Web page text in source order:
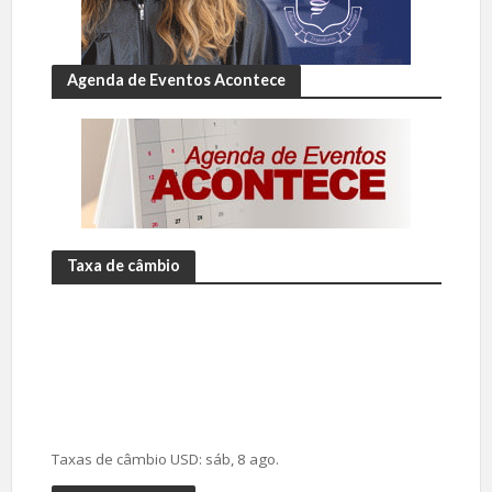
Agenda de Eventos Acontece
Taxa de câmbio
Taxas de câmbio USD: sáb, 8 ago.